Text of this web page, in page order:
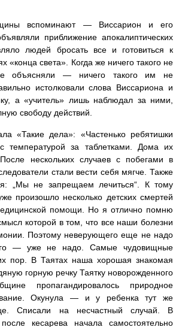
вспоминают — Виссарион и его
приближение апокалиптических
людей бросать все и готовиться к
«конца света». Когда же ничего такого не
объясняли — ничего такого им не
истолковали слова Виссариона и
а «учитель» лишь наблюдал за ними,
свободу действий.
«Такие дела»: «Частенько ребятишки
температурой за таблетками. Дома их
нескольких случаев с побегами в
стали вести себя мягче. Также
„Мы не запрещаем лечиться“. К тому
произошло несколько детских смертей
помощи. Но я отлично помню
которой в том, что все наши болезни
Поэтому неверующего еще не надо
— уже не надо. Самые чудовищные
пор. В Таятах наша хорошая знакомая
горную речку Таятку новорожденного
пропагандировалось природное
Окунула — и у ребенка тут же
Списали на несчастный случай. В
кесарева начала самостоятельно